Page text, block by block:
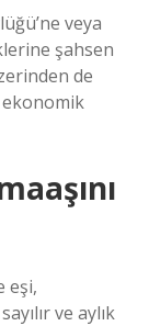
veya
şahsen
de
ekonomik
eşi,
ve aylık